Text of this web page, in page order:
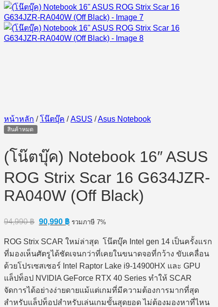
หน้าหลัก / โน๊ตบุ๊ค / ASUS /Asus Notebook
สินค้าหมด
(โน๊ตบุ๊ค) Notebook 16″ ASUS
ROG Strix Scar 16 G634JZR-
RA040W (Off Black)
94,990฿ Original
price
was:
90,990 ฿Current
price
90,990 ฿.
รวมภาษี 7%
ROG Strix SCAR ใหม่ล่าสุด โน๊ตบุ๊ค Intel gen 14 เป็นครั้งแรก
ที่มองเห็นศัตรูได้ชัดเจนกว่าที่เคยในขนาดจอที่กว้าง ขับเคลื่อน
ด้วยโปรเซสเซอร์ Intel Raptor Lake i9-14900HX และ GPU
แล็ปท็อป NVIDIA GeForce RTX 40 Series ทำให้ SCAR
จัดการได้อย่างง่ายดายแม้แต่เกมที่มีความต้องการมากที่สุด
สำหรับแล็ปท็อปสำหรับเล่นเกมขั้นสุดยอด ไม่ต้องมองหาที่ไหน